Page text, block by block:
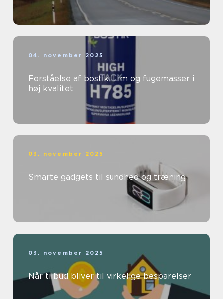
04. november 2025
Forståelse af bostik: Lim og fugemasser i
høj kvalitet
03. november 2025
Smarte gadgets til sundhed og træning
03. november 2025
Når tilbud bliver til virkelige besparelser